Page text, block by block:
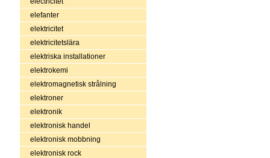
elefanter
elektricitet
elektricitetslära
elektriska installationer
elektrokemi
elektromagnetisk strålning
elektroner
elektronik
elektronisk handel
elektronisk mobbning
elektronisk rock